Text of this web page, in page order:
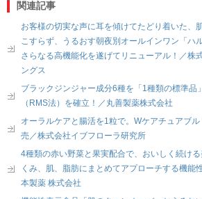
関連記事
お客様の切実な声に耳を傾けてたどり着いた、
こすらず、うるおす朝夜別オールインワン「ハ
さらなる高機能化を遂げてリニューアル！／株
ングス
ブラックジンジャー成分6種を「1種類の標準品
（RMS法）を確立！／丸善製薬株式会社
オーラルケアと腸活を1粒で。Wケアチュアブ
売／株式会社イブフローラ研究所
4種類の赤い野菜と果実配合で、おいしく続け
くみ、肌、脂肪にまとめてアプローチする機能
本製薬 株式会社